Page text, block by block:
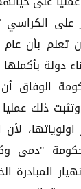
على
تعلم بأن عام
دولة
الوفاق
ذلك
"دمى
المبادرة